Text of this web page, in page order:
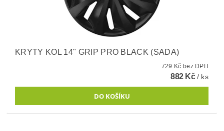
KRYTY KOL 14" GRIP PRO BLACK (SADA)
729 Kč bez DPH
882 Kč/ ks